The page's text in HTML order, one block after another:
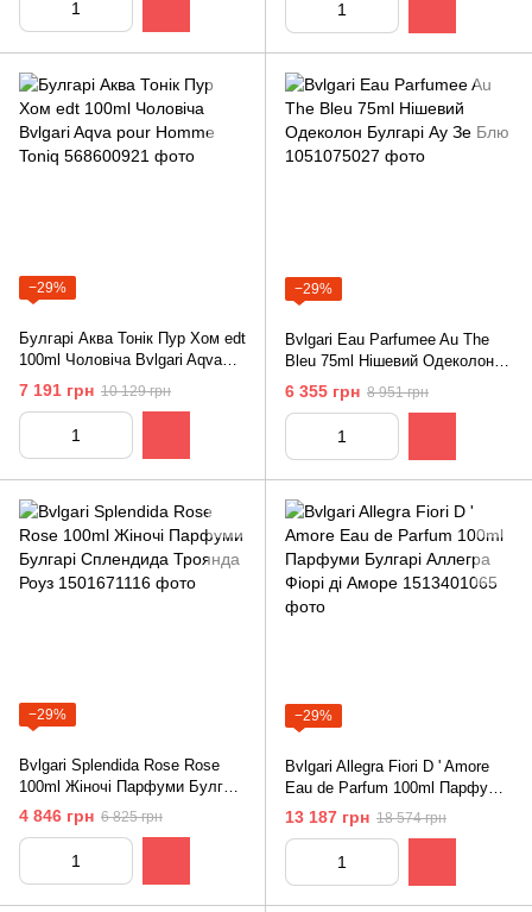
−29%
Булгарі Аква Тонік Пур Хом edt
100ml Чоловіча Bvlgari Aqva
pour Homme Toniq
7 191 грн 10 129 грн
−29%
Bvlgari Eau Parfumee Au The
Bleu 75ml Нішевий Одеколон
Булгарі Ау Зе Блю
6 355 грн 8 951 грн
−29%
Bvlgari Splendida Rose Rose
100ml Жіночі Парфуми Булгарі
Сплендида Троянда Роуз
4 846 грн 6 825 грн
−29%
Bvlgari Allegra Fiori D ' Amore
Eau de Parfum 100ml Парфуми
Булгарі Аллегра Фіорі ді
13 187 грн 18 574 грн